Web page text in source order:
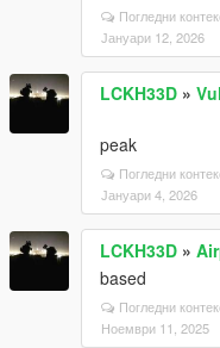
Погледни
Јануари 12, 2026
LCKH33D »
peak
Погледни
Јануари 4, 2026
LCKH33D »
based
Погледни
Ноември 11, 2025